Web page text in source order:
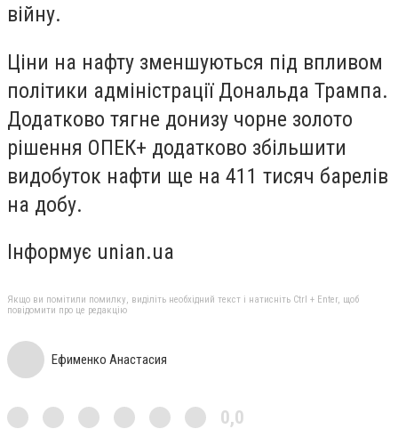
війну.
Ціни на нафту зменшуються під впливом
політики адміністрації Дональда Трампа.
Додатково тягне донизу чорне золото
рішення ОПЕК+ додатково збільшити
видобуток нафти ще на 411 тисяч барелів
на добу.
Інформує unian.ua
Якщо ви помітили помилку, виділіть необхідний текст і натисніть Ctrl + Enter, щоб
повідомити про це редакцію
Ефименко Анастасия
0,0